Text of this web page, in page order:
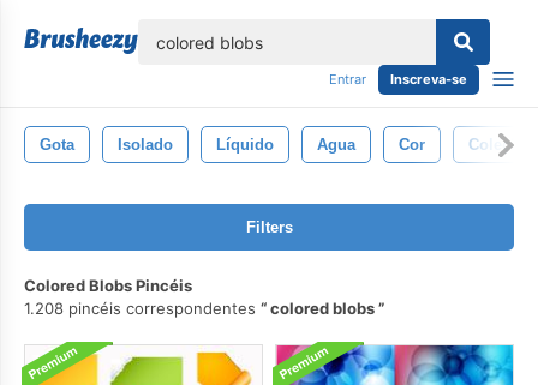
Entrar Inscreva-se
Gota Isolado Líquido Agua Cor Coleção
Filters
Colored Blobs Pincéis
1.208 pincéis correspondentes
colored blobs